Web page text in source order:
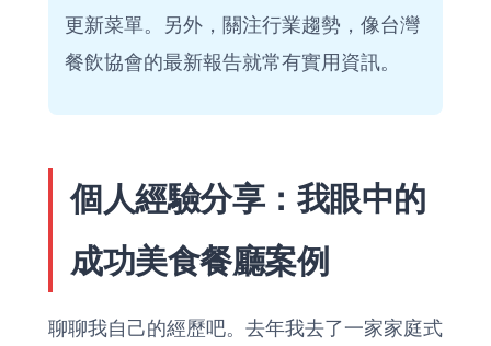
更新菜單。另外，關注行業趨勢，像台灣
餐飲協會的最新報告就常有實用資訊。
個人經驗分享：我眼中的
成功美食餐廳案例
聊聊我自己的經歷吧。去年我去了一家家庭式